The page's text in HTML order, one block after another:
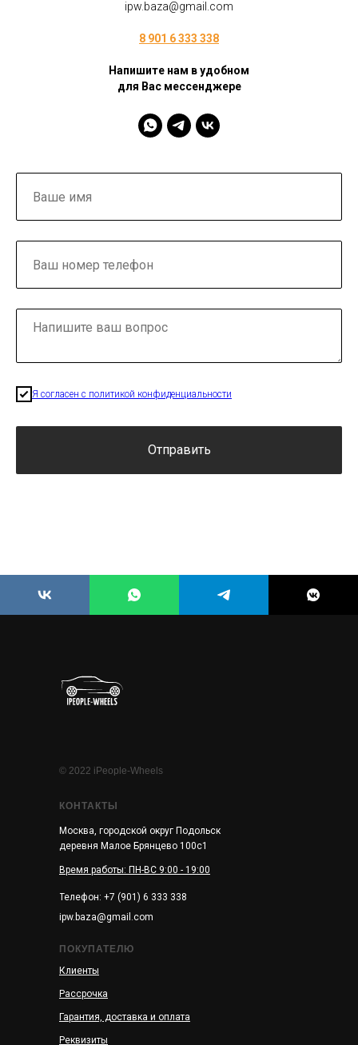
ipw.baza@gmail.com
8 901 6 333 338
Напишите нам в удобном
для Вас мессенджере
Я согласен с политикой конфиденциальности
Отправить
КОНТАКТЫ
Москва, городской округ Подольск
деревня Малое Брянцево 100с1
ipw.baza@gmail.com
Гарантия, доставка и оплата
Рассрочка
Клиенты
Реквизиты
ПОКУПАТЕЛЮ
© 2022 iPeople-Wheels
Телефон: +7 (901) 6 333 338
Время работы: ПН-ВС 9:00 - 19:00